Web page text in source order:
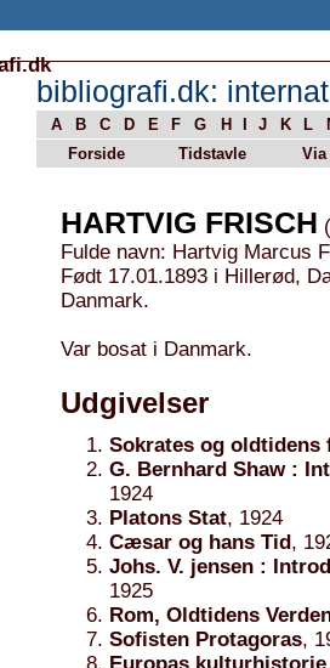
bibliografi.dk:
A B C D E F G H J K L
Forside
Tidstavle Via
HARTVIG FRISCH
Fulde navn: Hartvig Marcus
Født 17.01.1893 i Hillerød,
Danmark.
Var bosat i Danmark.
Udgivelser
Sokrates og oldtidens
G. Bernhard Shaw :
1924
Platons Stat, 1924
Cæsar og hans Tid,
Johs. V. jensen :
1925
Rom, Oldtidens
Sofisten Protagoras,